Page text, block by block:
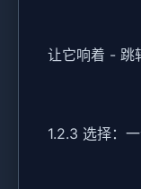
让它响着 - 跳
1.2.3 选择：